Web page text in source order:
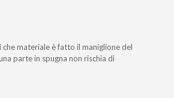
che materiale è fatto il maniglione del
parte in spugna non rischia di